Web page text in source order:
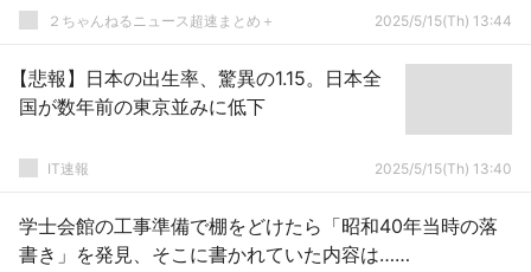
２ちゃんねるニュース超速まとめ＋ 2025/5/15(Th) 13:44
【悲報】日本の出生率、驚異の1.15。日本全
国が数年前の東京並みに低下
IT速報 2025/5/15(Th) 13:40
学士会館の工事準備で棚をどけたら「昭和40年当時の落
書き」を発見、そこに書かれていた内容は……